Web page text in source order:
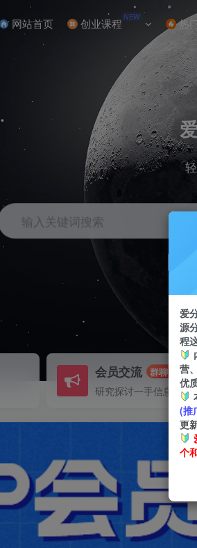
网站首页 创业课程 NEW 热
输入关键词搜索
会员交流 群聊
研究探讨一手信息差
爱
源
程
营
优
(推
更
个